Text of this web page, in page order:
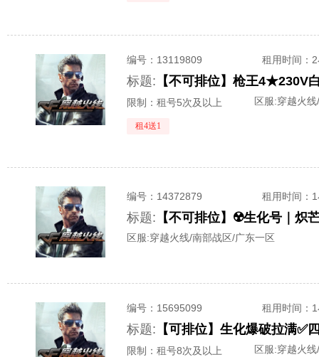
编号： 13119809 租用时间 ：
标题:
限制：租号5次及以上 区服:穿越火
租4送1
编号： 14372879 租用时间 ：
标题:
区服:穿越火线/南部战区/广东一区
编号： 15695099 租用时间 ：
标题:
限制：租号8次及以上 区服:穿越火